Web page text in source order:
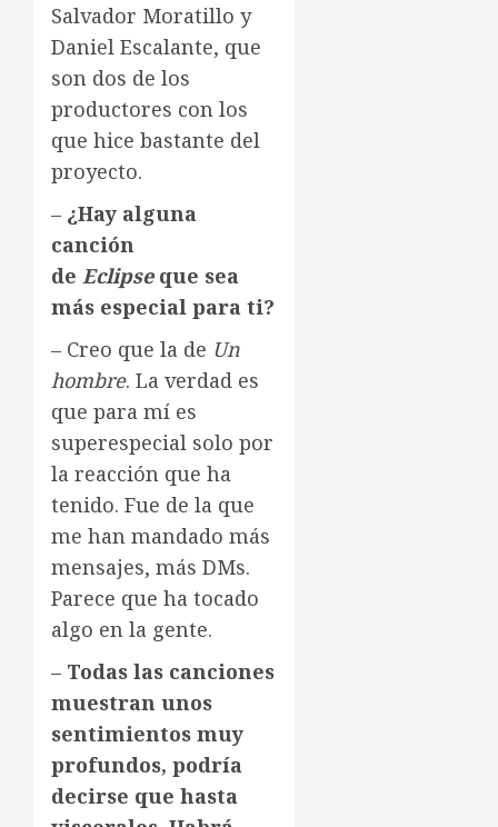
Salvador Moratillo y
Daniel Escalante, que
son dos de los
productores con los
que hice bastante del
proyecto.
– ¿Hay alguna
canción
de Eclipseque sea
más especial para ti?
– Creo que la de Un
hombre. La verdad es
que para mí es
superespecial solo por
la reacción que ha
tenido. Fue de la que
me han mandado más
mensajes, más DMs.
Parece que ha tocado
algo en la gente.
– Todas las canciones
muestran unos
sentimientos muy
profundos, podría
decirse que hasta